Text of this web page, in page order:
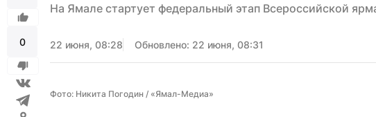
0
На Ямале стартует федеральный этап Всероссийской
22 июня, 08:28 Обновлено: 22 июня, 08:31
Фото: Никита Погодин / «Ямал-Медиа»